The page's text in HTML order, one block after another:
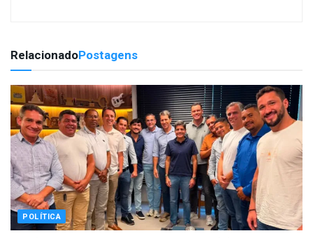
RelacionadoPostagens
POLÍTICA